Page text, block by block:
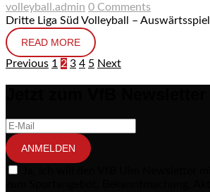
volleyball.admin 0 Comments
Dritte Liga Süd Volleyball – Auswärtsspiel
READ MORE
Seitennummerierung der
Previous 1 2 3 4 5 Next
ANMELDEN